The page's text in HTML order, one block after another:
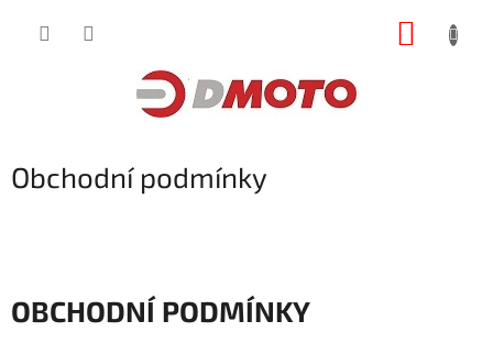
Obchodní podmínky
OBCHODNÍ PODMÍNKY